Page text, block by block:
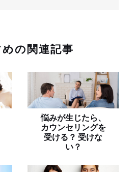
の関連記事
悩みが生じたら、
カウンセリングを
受ける？ 受けな
い？